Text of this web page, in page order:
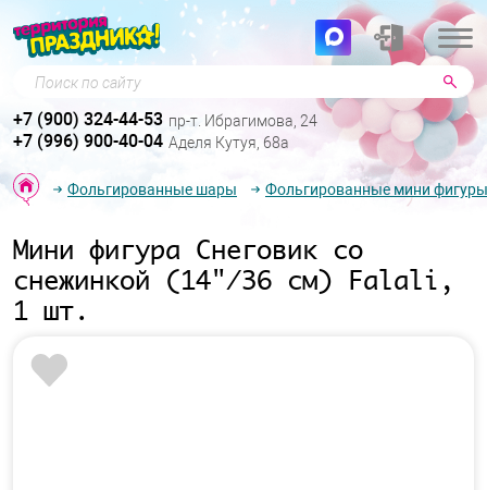
Поиск по сайту
+7 (900) 324-44-53 пр-т. Ибрагимова, 24
+7 (996) 900-40-04 Аделя Кутуя, 68а
Фольгированные шары Фольгированные мини фигуры
Мини фигура Снеговик со
снежинкой (14"/36 см) Falali,
1 шт.